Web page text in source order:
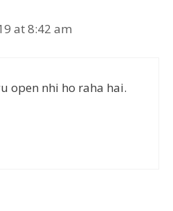
at 8:42 am
open nhi ho raha hai.